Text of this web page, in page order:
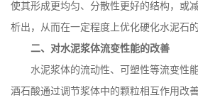
使其形成更均匀、分散性更好的结构，或
析出，从而在一定程度上优化硬化水泥石的
二、对水泥浆体流变性能的改善
水泥浆体的流动性、可塑性等流变性
酒石酸通过调节浆体中的颗粒相互作用改善